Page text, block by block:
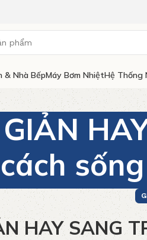
& Nhà BếpMáy Bơm NhiệtHệ Thống
sống
HAY SANG